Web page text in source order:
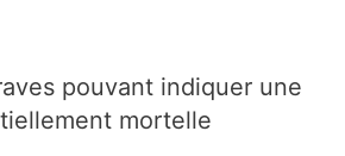
pouvant indiquer une
mortelle